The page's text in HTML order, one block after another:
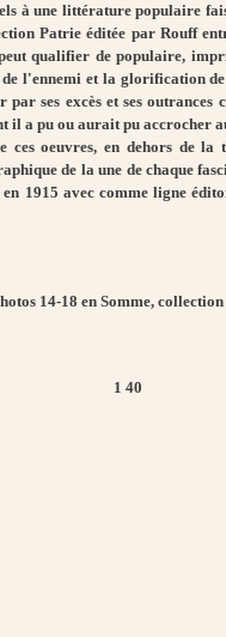
à une littérature populaire
Patrie éditée par Rouff
qualifier de populaire,
l'ennemi et la glorification
ses excès et ses
il a pu ou aurait pu accrocher
oeuvres, en dehors de
de la une de chaque
1915 avec comme ligne
14-18 en Somme,